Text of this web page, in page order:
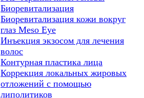
Биоревитализация
Биоревитализация кожи вокруг
глаз Meso Eye
Инъекция экзосом для лечения
волос
Контурная пластика лица
Коррекция локальных жировых
отложений с помощью
липолитиков